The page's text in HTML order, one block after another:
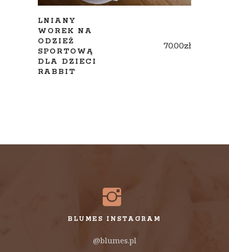
LNIANY
WOREK NA
ODZIEŻ
SPORTOWĄ
DLA DZIECI
RABBIT
70.00zł
BLUMES INSTAGRAM
@blumes.pl